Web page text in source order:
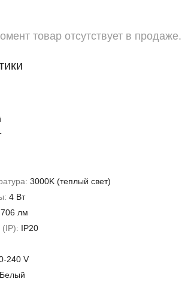
товар отсутствует в продаже.
3000K (теплый свет)
4 Вт
706 лм
IP20
240 V
Белый